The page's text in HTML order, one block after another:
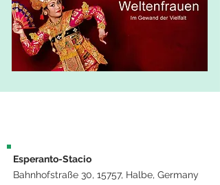
Esperanto-Stacio
Bahnhofstraße 30, 15757, Halbe, Germany